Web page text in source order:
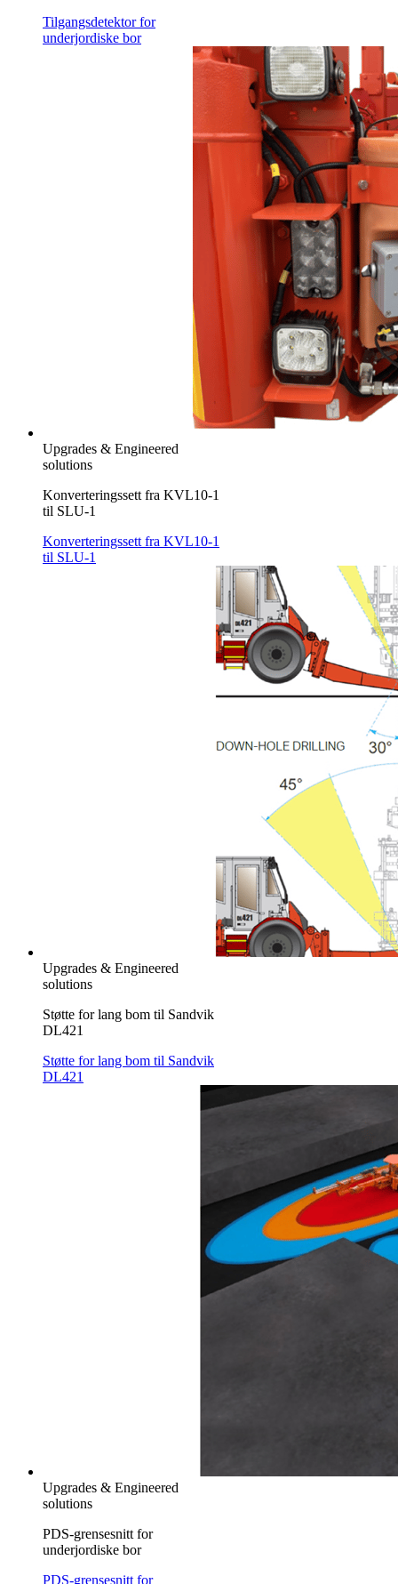
Tilgangsdetektor for
underjordiske bor
Upgrades & Engineered
solutions
Konverteringssett fra KVL10-1
til SLU-1
Konverteringssett fra KVL10-1
til SLU-1
Upgrades & Engineered
solutions
Støtte for lang bom til Sandvik
DL421
Støtte for lang bom til Sandvik
DL421
Upgrades & Engineered
solutions
PDS-grensesnitt for
underjordiske bor
PDS-grensesnitt for